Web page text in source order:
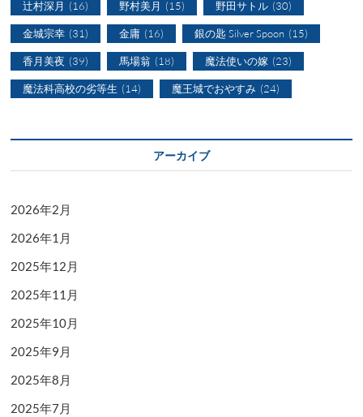
辻村深月 (16) 野村美月 (15) 野田サトル (30)
金城宗幸 (31) 金庸 (16) 銀の匙 Silver Spoon (15)
香月美夜 (39) 馬場翁 (18) 魔法使いの嫁 (23)
魔法科高校の劣等生 (14) 魔王城でおやすみ (24)
アーカイブ
2026年2月
2026年1月
2025年12月
2025年11月
2025年10月
2025年9月
2025年8月
2025年7月